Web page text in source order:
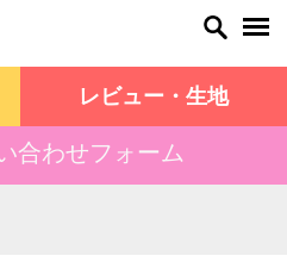
レビュー・生地
合わせフォーム
フパンツ